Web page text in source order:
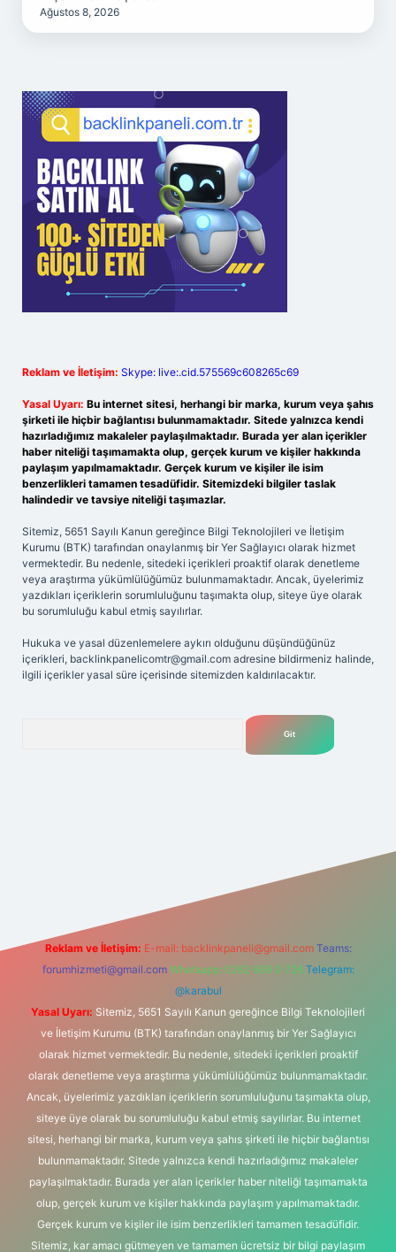
Ağustos 8, 2026
Reklam ve İletişim: Skype: live:.cid.575569c608265c69
Yasal Uyarı: Bu internet sitesi, herhangi bir marka, kurum veya şahıs
şirketi ile hiçbir bağlantısı bulunmamaktadır. Sitede yalnızca kendi
hazırladığımız makaleler paylaşılmaktadır. Burada yer alan içerikler
haber niteliği taşımamakta olup, gerçek kurum ve kişiler hakkında
paylaşım yapılmamaktadır. Gerçek kurum ve kişiler ile isim
benzerlikleri tamamen tesadüfidir. Sitemizdeki bilgiler taslak
halindedir ve tavsiye niteliği taşımazlar.
Sitemiz, 5651 Sayılı Kanun gereğince Bilgi Teknolojileri ve İletişim
Kurumu (BTK) tarafından onaylanmış bir Yer Sağlayıcı olarak hizmet
vermektedir. Bu nedenle, sitedeki içerikleri proaktif olarak denetleme
veya araştırma yükümlülüğümüz bulunmamaktadır. Ancak, üyelerimiz
yazdıkları içeriklerin sorumluluğunu taşımakta olup, siteye üye olarak
bu sorumluluğu kabul etmiş sayılırlar.
Hukuka ve yasal düzenlemelere aykırı olduğunu düşündüğünüz
içerikleri, backlinkpanelicomtr@gmail.com adresine bildirmeniz halinde,
ilgili içerikler yasal süre içerisinde sitemizden kaldırılacaktır.
m elexbet
Reklam ve İletişim: E-mail: backlinkpaneli@gmail.com Teams:
forumhizmeti@gmail.com Whatsapp: 0262 606 0 726 Telegram:
@karabul
Yasal Uyarı: Sitemiz, 5651 Sayılı Kanun gereğince Bilgi Teknolojileri
ve İletişim Kurumu (BTK) tarafından onaylanmış bir Yer Sağlayıcı
olarak hizmet vermektedir. Bu nedenle, sitedeki içerikleri proaktif
olarak denetleme veya araştırma yükümlülüğümüz bulunmamaktadır.
Ancak, üyelerimiz yazdıkları içeriklerin sorumluluğunu taşımakta olup,
siteye üye olarak bu sorumluluğu kabul etmiş sayılırlar. Bu internet
sitesi, herhangi bir marka, kurum veya şahıs şirketi ile hiçbir bağlantısı
bulunmamaktadır. Sitede yalnızca kendi hazırladığımız makaleler
paylaşılmaktadır. Burada yer alan içerikler haber niteliği taşımamakta
olup, gerçek kurum ve kişiler hakkında paylaşım yapılmamaktadır.
Gerçek kurum ve kişiler ile isim benzerlikleri tamamen tesadüfidir.
Sitemiz, kar amacı gütmeyen ve tamamen ücretsiz bir bilgi paylaşım